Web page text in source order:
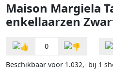
Maison Margiela
enkellaarzen
0
Beschikbaar voor 1.032,- bij 1